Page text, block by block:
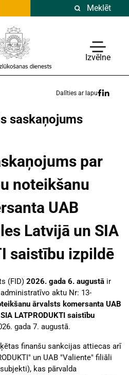
Meklēt
Izvēlne
Dalīties ar lapu
saskaņojums
par
noteikšanu
UAB
Latvijā un SIA
saistību izpildē
(FID) 2026. gada 6. augustā ir
aktu Nr: 13-
ārvalsts komersanta UAB
LATPRODUKTI saistību
gada 7. augustā.
finanšu sankcijas attiecas arī
un UAB "Valiente" filiāli
, kas pārvalda